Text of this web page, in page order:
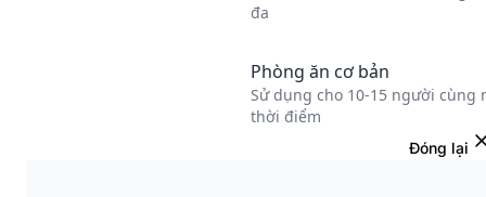
Đóng lại